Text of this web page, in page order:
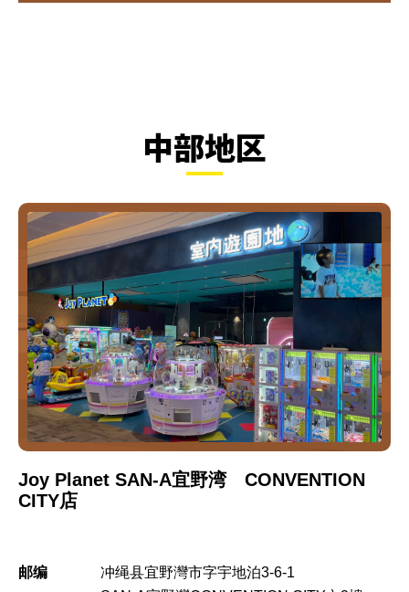
中部地区
Joy Planet SAN-A宜野湾 CONVENTION
CITY店
邮编
冲绳县宜野灣市字宇地泊3-6-1